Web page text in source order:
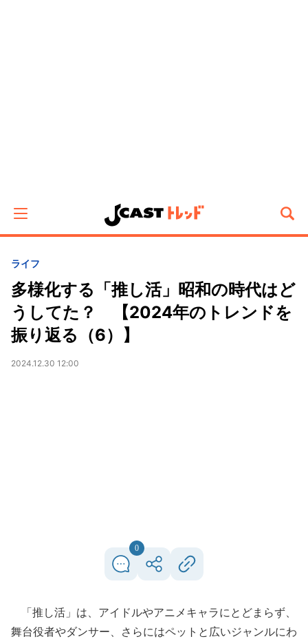
ライフ
多様化する「推し活」昭和の時代はど
うしてた？ 【2024年のトレンドを
振り返る（6）】
2024.12.30 12:00
0
「推し活」は、アイドルやアニメキャラにとどまらず、
舞台役者やダンサー、さらにはペットと広いジャンルにわ